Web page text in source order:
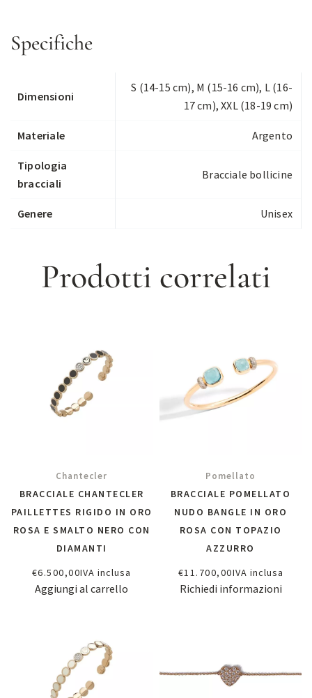
Specifiche
Dimensioni
S (14-15 cm), M (15-16 cm), L (16-
17 cm), XXL (18-19 cm)
Materiale Argento
Tipologia
bracciali
Bracciale bollicine
Genere Unisex
Prodotti correlati
Chantecler
BRACCIALE CHANTECLER
PAILLETTES RIGIDO IN ORO
ROSA E SMALTO NERO CON
DIAMANTI
€6.500,00IVA inclusa
Aggiungi al carrello
Pomellato
BRACCIALE POMELLATO
NUDO BANGLE IN ORO
ROSA CON TOPAZIO
AZZURRO
€11.700,00IVA inclusa
Richiedi informazioni